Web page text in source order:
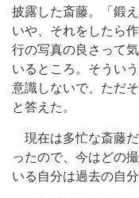
披露した斎藤。「鍛
いや、それをしたら
行の写真の良さって
いるところ。そうい
意識しないで、ただ
と答えた。
現在は多忙な斎藤
ったので、今はどの
いる自分は過去の自